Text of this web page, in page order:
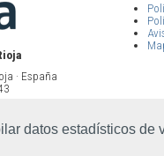
datos estadísticos de
· España